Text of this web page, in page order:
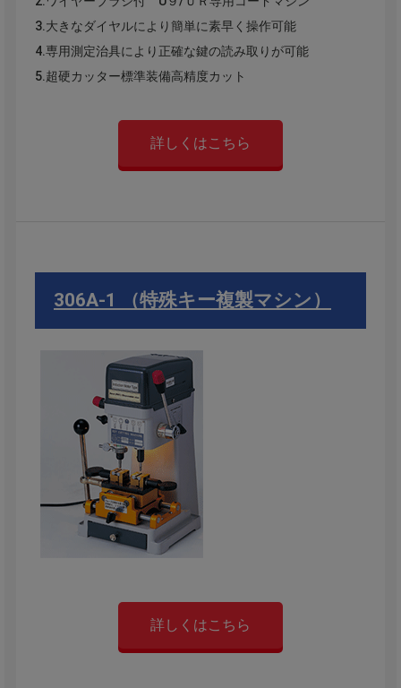
3.大きなダイヤルにより簡単に素早く操作可能
4.専用測定治具により正確な鍵の読み取りが可能
5.超硬カッター標準装備高精度カット
詳しくはこちら
306A-1 （特殊キー複製マシン）
詳しくはこちら